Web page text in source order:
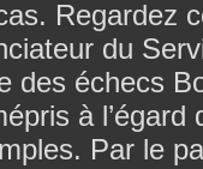
Regardez
du
des échecs
à
Par le